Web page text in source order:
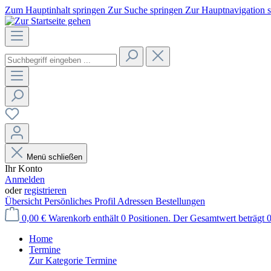
Zum Hauptinhalt springen Zur Suche springen Zur Hauptnavigation
Menü schließen
Ihr Konto
Anmelden
oderregistrieren
Übersicht Persönliches Profil Adressen Bestellungen
0,00 € Warenkorb enthält 0 Positionen. Der Gesamtwert beträgt
Home
Termine
Zur Kategorie Termine